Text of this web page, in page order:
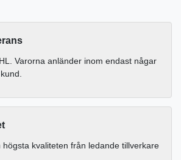
Varorna anländer inom endast någar
högsta kvaliteten från ledande tillverkare